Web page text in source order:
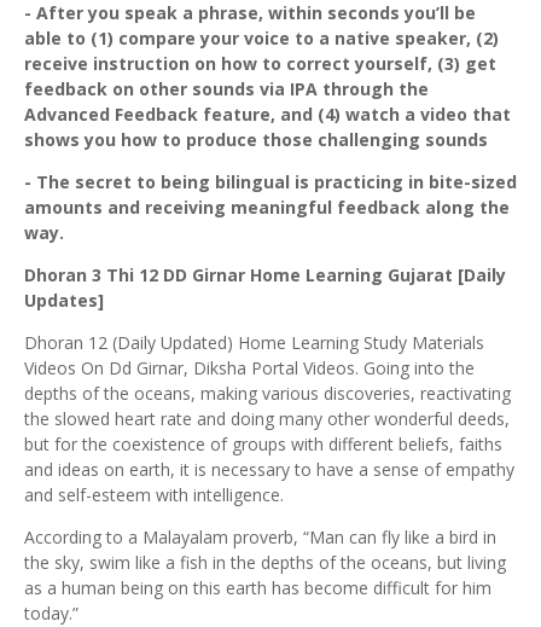
- After you speak a phrase, within seconds you’ll be
able to (1) compare your voice to a native speaker, (2)
receive instruction on how to correct yourself, (3) get
feedback on other sounds via IPA through the
Advanced Feedback feature, and (4) watch a video that
shows you how to produce those challenging sounds
- The secret to being bilingual is practicing in bite-sized
amounts and receiving meaningful feedback along the
way.
Dhoran 3 Thi 12 DD Girnar Home Learning Gujarat [Daily
Updates]
Dhoran 12 (Daily Updated) Home Learning Study Materials
Videos On Dd Girnar, Diksha Portal Videos. Going into the
depths of the oceans, making various discoveries, reactivating
the slowed heart rate and doing many other wonderful deeds,
but for the coexistence of groups with different beliefs, faiths
and ideas on earth, it is necessary to have a sense of empathy
and self-esteem with intelligence.
According to a Malayalam proverb, “Man can fly like a bird in
the sky, swim like a fish in the depths of the oceans, but living
as a human being on this earth has become difficult for him
today.”